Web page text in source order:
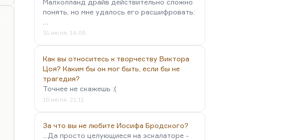
Малхолланд драйв действительно сложно
понять, но мне удалось его расшифровать:
31 июля, 14:05
Как вы относитесь к творчеству Виктора
Цоя? Каким бы он мог быть, если бы не
трагедия?
Точнее не скажешь :(
16 июля, 21:11
За что вы не любите Иосифа Бродского?
...Да просто целующиеся на эскалаторе -